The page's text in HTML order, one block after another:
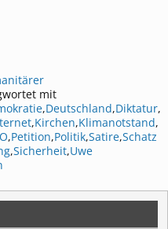
mit
,Deutschland,Diktatur,
,Kirchen,Klimanotstand,
,Petition,Politik,Satire,Schatz
,Sicherheit,Uwe